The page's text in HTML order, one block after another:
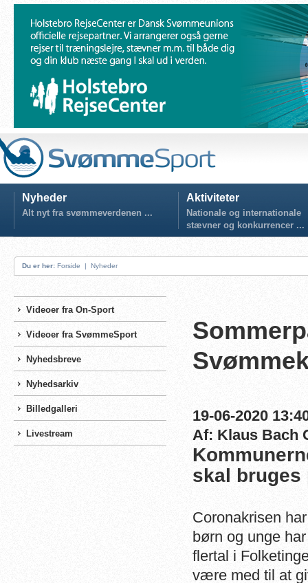
Nyheder
Alt nyt fra svømmeverdenen ...
Aktiviteter
Nationale og internationale
stævner og konkurrencer ...
Du er her: Forside | Nyheder
Videoer fra On-Sport
Videoer fra SvømmeSport
Nyhedsbreve
Nyhedsarkiv
Billedgalleri
Livestream
19-06-2020
Af: Klaus Bach
skal bruges
Coronakrisen
børn og unge
flertal i
være med til at